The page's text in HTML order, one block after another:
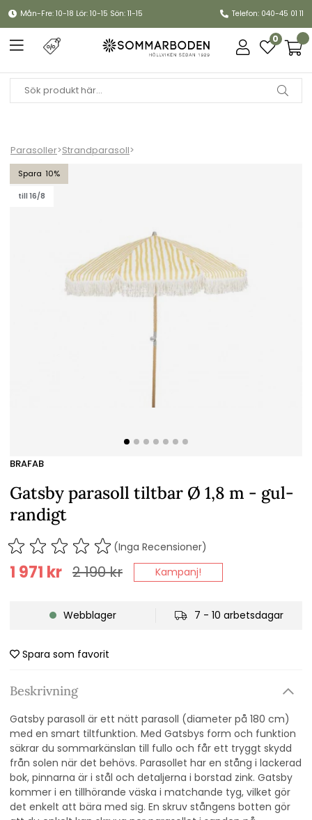
Mån-Fre: 10-18 Lör: 10-15 Sön: 11-15 Telefon: 040-45 01 11
0
Parasoller>Strandparasoll>
10
till 16/8
Gatsby parasoll tiltbar Ø 1,8 m - gul-randigt
BRAFAB
Gatsby parasoll tiltbar Ø 1,8 m - gul-
randigt
(Inga Recensioner)
2 190kr
1 971 kr Kampanj!
Webblager 7 - 10 arbetsdagar
Spara som favorit
Beskrivning
Gatsby parasoll är ett nätt parasoll (diameter på 180 cm)
med en smart tiltfunktion. Med Gatsbys form och funktion
säkrar du sommarkänslan till fullo och får ett tryggt skydd
från solen när det behövs. Parasollet har en stång i lackerad
bok, pinnarna är i stål och detaljerna i borstad zink. Gatsby
kommer i en tillhörande väska i matchande tyg, vilket gör
det enkelt att bära med sig. En skruv stångens botten gör